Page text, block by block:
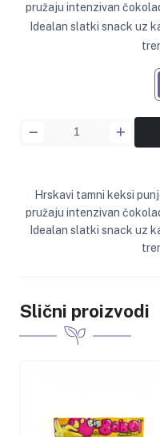
pružaju intenzivan
Idealan slatki snack uz
Hrskavi tamni keksi
pružaju intenzivan
Idealan slatki snack uz
Slični proizvodi